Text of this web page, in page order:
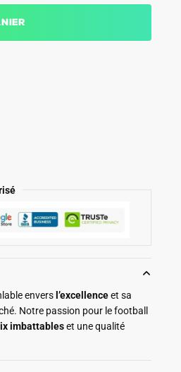
envers l’excellenceet sa
Notre passion pour le football
imbattableset une qualité